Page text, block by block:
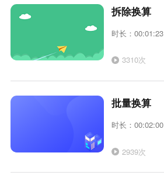
拆除换算
时长：00:01:23
3310次
批量换算
时长：00:02:00
2939次